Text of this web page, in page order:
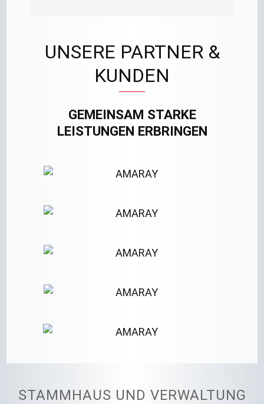
UNSERE PARTNER &
KUNDEN
GEMEINSAM STARKE
LEISTUNGEN ERBRINGEN
STAMMHAUS UND VERWALTUNG